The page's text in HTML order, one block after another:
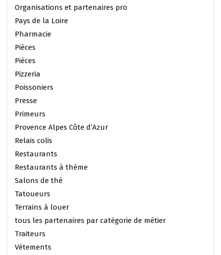
Organisations et partenaires pro
Pays de la Loire
Pharmacie
Pièces
Pièces
Pizzeria
Poissoniers
Presse
Primeurs
Provence Alpes Côte d’Azur
Relais colis
Restaurants
Restaurants à thème
Salons de thé
Tatoueurs
Terrains à louer
tous les partenaires par catégorie de métier
Traiteurs
Vétements